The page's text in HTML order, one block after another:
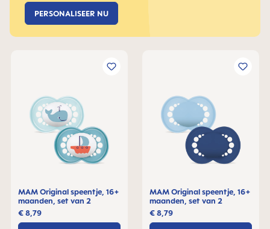
PERSONALISEER NU
MAM Original speentje, 16+
maanden, set van 2
€ 8,79
MAM Original speentje, 16+
maanden, set van 2
€ 8,79